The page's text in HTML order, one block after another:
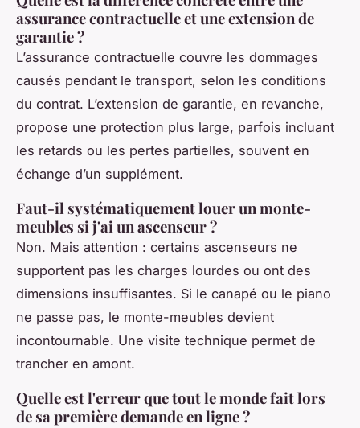
assurance contractuelle et une extension de
garantie ?
L’assurance contractuelle couvre les dommages
causés pendant le transport, selon les conditions
du contrat. L’extension de garantie, en revanche,
propose une protection plus large, parfois incluant
les retards ou les pertes partielles, souvent en
échange d’un supplément.
Faut-il systématiquement louer un monte-
meubles si j'ai un ascenseur ?
Non. Mais attention : certains ascenseurs ne
supportent pas les charges lourdes ou ont des
dimensions insuffisantes. Si le canapé ou le piano
ne passe pas, le monte-meubles devient
incontournable. Une visite technique permet de
trancher en amont.
Quelle est l'erreur que tout le monde fait lors
de sa première demande en ligne ?